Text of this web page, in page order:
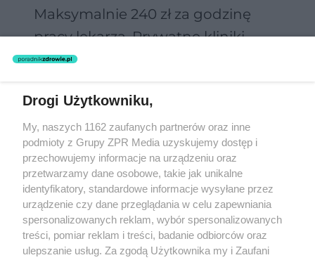
Maksymalnie 240 zł za godzinę
pracy lekarza. Prywatne kliniki
zgarną najlepszych specjalistów?
Żaden utwór zamieszczony w serwisie nie może być powielany i
rozpowszechniany lub dalej rozpowszechniany w jakikolwiek sposób
(w tym także elektroniczny lub mechaniczny) na jakimkolwiek polu
eksploatacji w jakiejkolwiek formie, włącznie z umieszczaniem w
Internecie bez pisemnej zgody właściciela praw. Jakiekolwiek użycie
lub wykorzystanie utworów w całości lub w części z naruszeniem
prawa, tzn. bez właściwej zgody, jest zabronione pod groźbą kary i
może być ścigane prawnie.
Drogi Użytkowniku,
My, naszych 1162 zaufanych partnerów oraz inne
podmioty z Grupy ZPR Media uzyskujemy dostęp i
przechowujemy informacje na urządzeniu oraz
przetwarzamy dane osobowe, takie jak unikalne
identyfikatory, standardowe informacje wysyłane przez
urządzenie czy dane przeglądania w celu zapewniania
spersonalizowanych reklam, wybór spersonalizowanych
treści, pomiar reklam i treści, badanie odbiorców oraz
ulepszanie usług. Za zgodą Użytkownika my i Zaufani